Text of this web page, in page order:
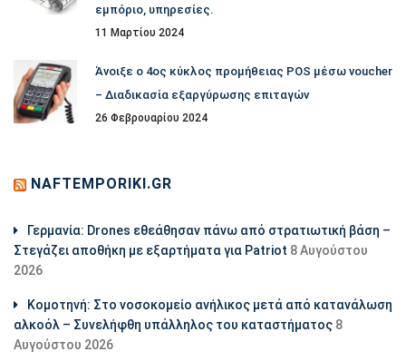
εμπόριο, υπηρεσίες.
11 Μαρτίου 2024
Άνοιξε ο 4ος κύκλος προμήθειας POS μέσω voucher
– Διαδικασία εξαργύρωσης επιταγών
26 Φεβρουαρίου 2024
NAFTEMPORIKI.GR
Γερμανία: Drones εθεάθησαν πάνω από στρατιωτική βάση –
Στεγάζει αποθήκη με εξαρτήματα για Patriot 8 Αυγούστου
2026
Κομοτηνή: Στο νοσοκομείο ανήλικος μετά από κατανάλωση
αλκοόλ – Συνελήφθη υπάλληλος του καταστήματος 8
Αυγούστου 2026